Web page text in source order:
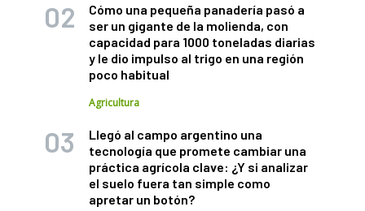
Cómo una pequeña panadería pasó a
ser un gigante de la molienda, con
capacidad para 1000 toneladas diarias
y le dio impulso al trigo en una región
poco habitual
Agricultura
Llegó al campo argentino una
tecnología que promete cambiar una
práctica agrícola clave: ¿Y si analizar
el suelo fuera tan simple como
apretar un botón?